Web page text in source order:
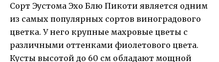
Сорт Эустома Эхо Блю Пикоти является одним
из самых популярных сортов виноградового
цветка. У него крупные махровые цветы с
различными оттенками фиолетового цвета.
Кусты высотой до 60 см обладают мощной